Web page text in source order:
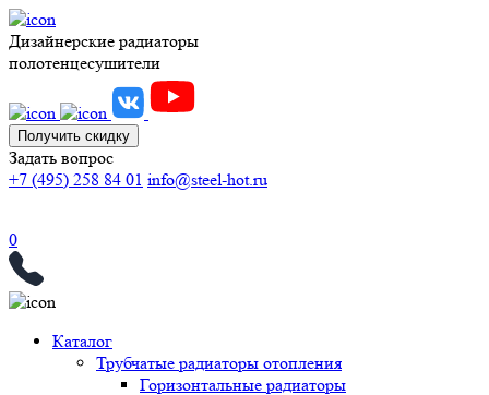
Дизайнерские радиаторы
полотенцесушители
Получить скидку
Задать вопрос
+7 (495) 258 84 01 info@steel-hot.ru
0
Каталог
Трубчатые радиаторы отопления
Горизонтальные радиаторы